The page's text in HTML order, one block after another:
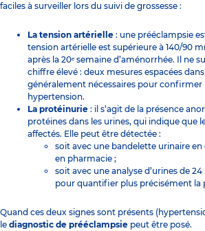
faciles à surveiller lors du suivi de grossesse :
La tension artérielle : une prééclampsie
tension artérielle est supérieure à 140/90
après la 20ᵉ semaine d’aménorrhée. Il ne
chiffre élevé : deux mesures espacées
généralement nécessaires pour confirmer
hypertension.
La protéinurie : il s’agit de la présence
protéines dans les urines, qui indique que
affectés. Elle peut être détectée :
soit avec une bandelette urinaire
en pharmacie ;
soit avec une analyse d’urines de
pour quantifier plus précisément la
Quand ces deux signes sont présents
le diagnostic de prééclampsie peut être posé.